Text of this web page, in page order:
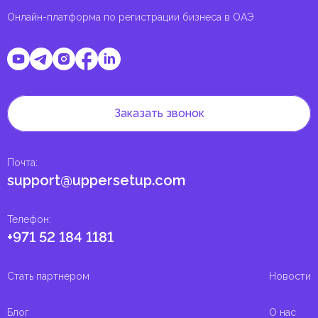
Онлайн-платформа по регистрации бизнеса в ОАЭ
Телефон:
+971 52 184 1181
Почта:
support@uppersetup.com
Заказать звонок
Стать партнером Новости
Блог О нас